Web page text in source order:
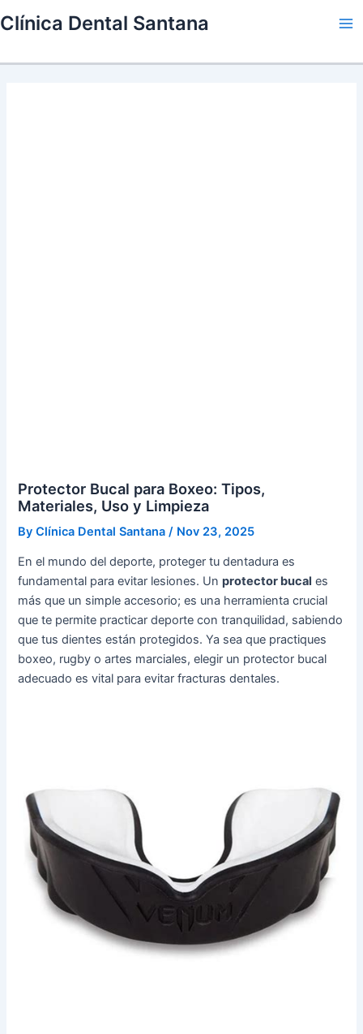
to
Clínica Dental Santana
Protector Bucal para Boxeo: Tipos,
Materiales, Uso y Limpieza
ByClínica Dental Santana / Nov 23, 2025
En el mundo del deporte, proteger tu dentadura es
fundamental para evitar lesiones. Unprotector bucal es
más que un simple accesorio; es una herramienta crucial
que te permite practicar deporte con tranquilidad, sabiendo
que tus dientes están protegidos. Ya sea que practiques
boxeo, rugby o artes marciales, elegir un protector bucal
adecuado es vital para evitar fracturas dentales.